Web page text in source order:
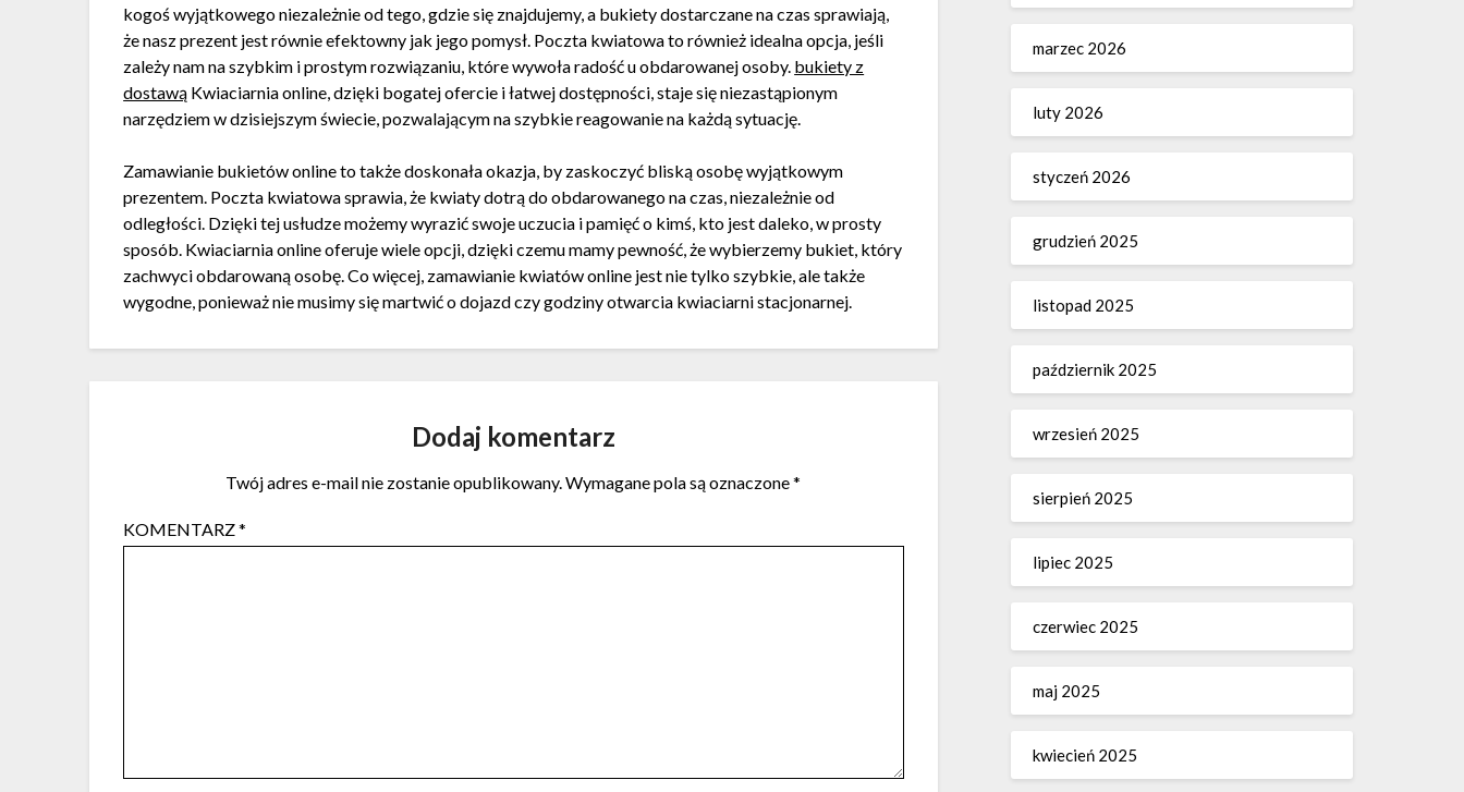
kogoś wyjątkowego niezależnie od tego, gdzie się znajdujemy, a bukiety dostarczane na czas sprawiają,
że nasz prezent jest równie efektowny jak jego pomysł. Poczta kwiatowa to również idealna opcja, jeśli
zależy nam na szybkim i prostym rozwiązaniu, które wywoła radość u obdarowanej osoby. bukiety z
dostawą Kwiaciarnia online, dzięki bogatej ofercie i łatwej dostępności, staje się niezastąpionym
narzędziem w dzisiejszym świecie, pozwalającym na szybkie reagowanie na każdą sytuację.
Zamawianie bukietów online to także doskonała okazja, by zaskoczyć bliską osobę wyjątkowym
prezentem. Poczta kwiatowa sprawia, że kwiaty dotrą do obdarowanego na czas, niezależnie od
odległości. Dzięki tej usłudze możemy wyrazić swoje uczucia i pamięć o kimś, kto jest daleko, w prosty
sposób. Kwiaciarnia online oferuje wiele opcji, dzięki czemu mamy pewność, że wybierzemy bukiet, który
zachwyci obdarowaną osobę. Co więcej, zamawianie kwiatów online jest nie tylko szybkie, ale także
wygodne, ponieważ nie musimy się martwić o dojazd czy godziny otwarcia kwiaciarni stacjonarnej.
Dodaj komentarz
Twój adres e-mail nie zostanie opublikowany.Wymagane pola są oznaczone*
KOMENTARZ*
marzec 2026
luty 2026
styczeń 2026
grudzień 2025
listopad 2025
październik 2025
wrzesień 2025
sierpień 2025
lipiec 2025
czerwiec 2025
maj 2025
kwiecień 2025